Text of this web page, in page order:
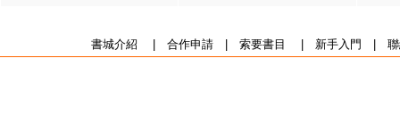
書城介紹 合作申請| 索要書目 新手入門